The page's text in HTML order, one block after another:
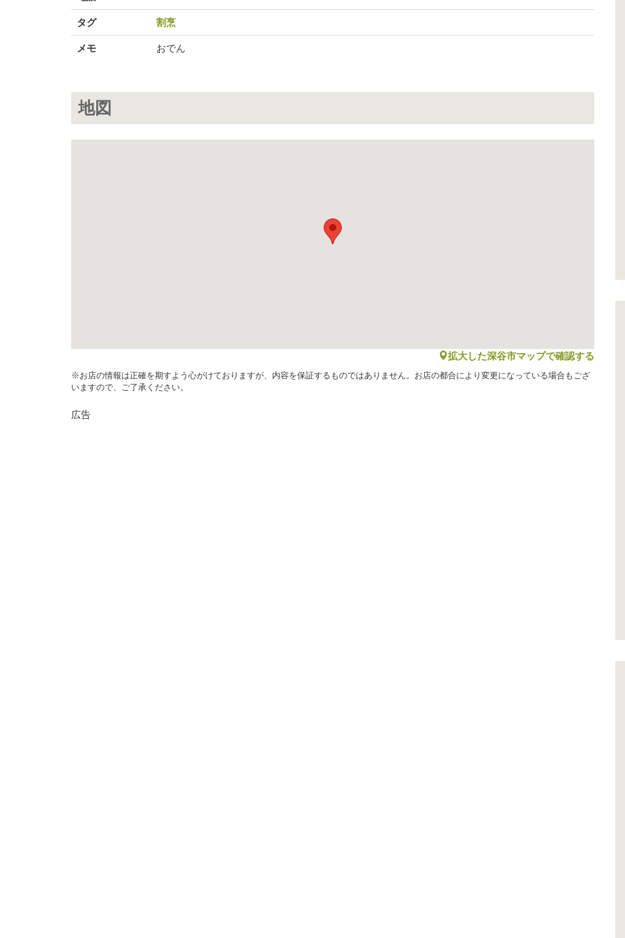
タグ 割烹
メモ おでん
地図
map
拡大した深谷市マップで確認する
※お店の情報は正確を期すよう心がけておりますが、内容を保証するものではありません。お店の都合により変更になっている場合もござ
いますので、ご了承ください。
広告